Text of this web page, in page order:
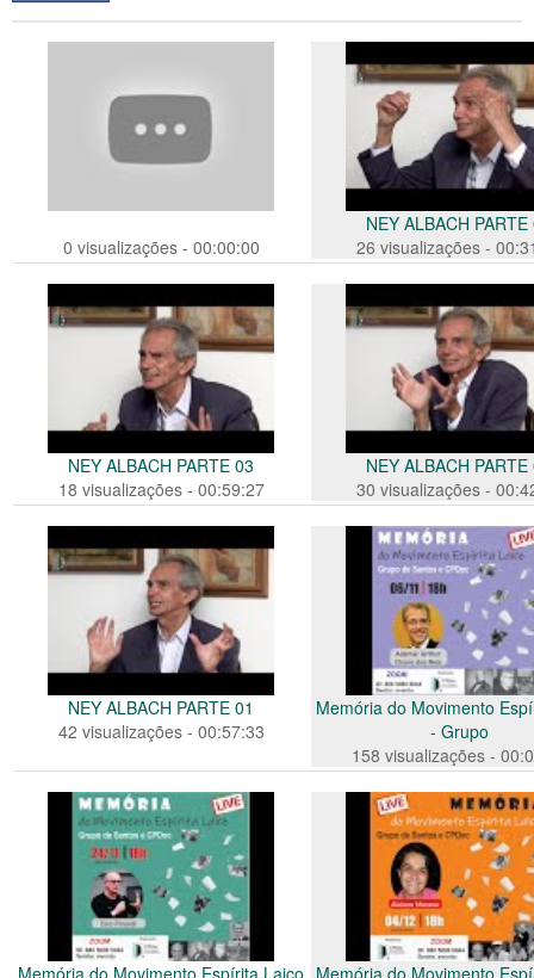
0 visualizações - 00:00:00
NEY ALBACH PARTE
26 visualizações -
NEY ALBACH PARTE 03
18 visualizações - 00:59:27
NEY ALBACH PARTE
30 visualizações -
NEY ALBACH PARTE 01
42 visualizações - 00:57:33
Memória do Movimento
- Grupo
158 visualizações -